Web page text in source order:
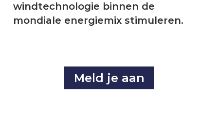
windtechnologie binnen de
mondiale energiemix stimuleren.
Meld je aan